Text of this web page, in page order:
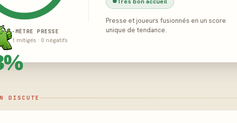
MÈTRE PRESSE
· 1 mitigés · 0 négatifs
Presse et joueurs fusionnés en un score
unique de tendance.
DISCUTE